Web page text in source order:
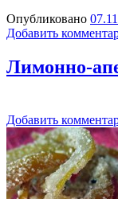
Опубликовано
Добавить
Лимонно-
Добавить